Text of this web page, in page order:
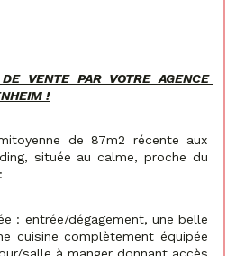
VENTE PAR VOTRE AGENCE
!
de 87m2 récente aux
située au calme, proche du
: entrée/dégagement, une belle
cuisine complètement équipée
salle à manger donnant accès